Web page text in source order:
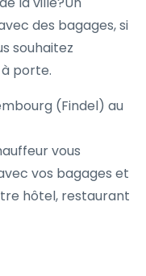
des bagages, si
souhaitez
porte.
(Findel) au
vous
vos bagages et
hôtel, restaurant